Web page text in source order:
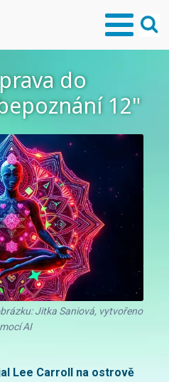
do
12"
Jitka Saniová, vytvořeno
AI
Lee Carroll na ostrově